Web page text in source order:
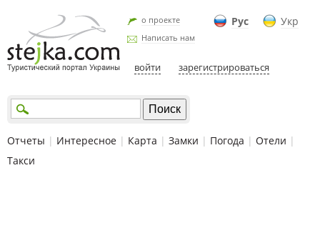
Рус Укр
о проекте
Написать нам
войти зарегистрироваться
Отчеты | Интересное | Карта | Замки | Погода | Отели |
Такси